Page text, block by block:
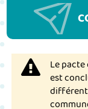
Le
est
différent